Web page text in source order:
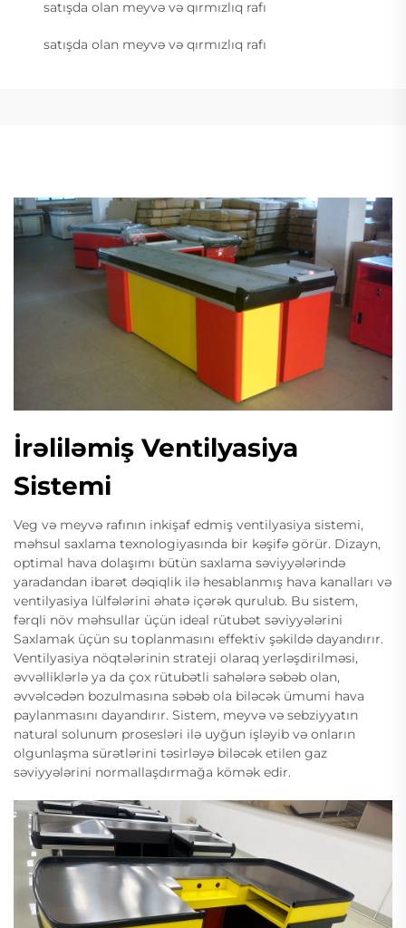
satışda olan meyvə və qırmızlıq rafı
satışda olan meyvə və qırmızlıq rafı
İrəliləmiş Ventilyasiya
Sistemi
Veg və meyvə rafının inkişaf edmiş ventilyasiya sistemi,
məhsul saxlama texnologiyasında bir kəşifə görür. Dizayn,
optimal hava dolaşımı bütün saxlama səviyyələrində
yaradandan ibarət dəqiqlik ilə hesablanmış hava kanalları və
ventilyasiya lülfələrini əhatə içərək qurulub. Bu sistem,
fərqli növ məhsullar üçün ideal rütubət səviyyələrini
Saxlamak üçün su toplanmasını effektiv şəkildə dayandırır.
Ventilyasiya nöqtələrinin strateji olaraq yerləşdirilməsi,
əvvəlliklərlə ya da çox rütubətli sahələrə səbəb olan,
əvvəlcədən bozulmasına səbəb ola biləcək ümumi hava
paylanmasını dayandırır. Sistem, meyvə və sebziyyatın
natural solunum prosesləri ilə uyğun işləyib və onların
olgunlaşma sürətlərini təsirləyə biləcək etilen gaz
səviyyələrini normallaşdırmağa kömək edir.